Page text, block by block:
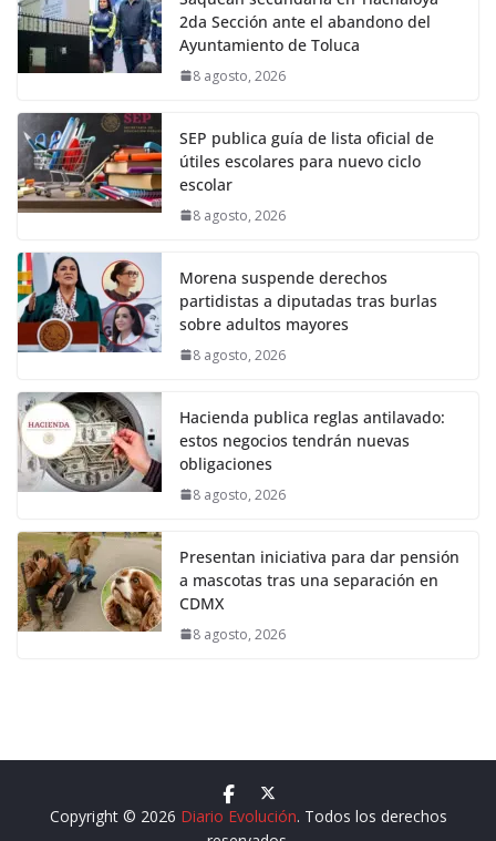
2da Sección ante el abandono del
Ayuntamiento de Toluca
8 agosto, 2026
SEP publica guía de lista oficial de
útiles escolares para nuevo ciclo
escolar
8 agosto, 2026
Morena suspende derechos
partidistas a diputadas tras burlas
sobre adultos mayores
8 agosto, 2026
Hacienda publica reglas antilavado:
estos negocios tendrán nuevas
obligaciones
8 agosto, 2026
Presentan iniciativa para dar pensión
a mascotas tras una separación en
CDMX
8 agosto, 2026
Copyright © 2026 Diario Evolución. Todos los derechos